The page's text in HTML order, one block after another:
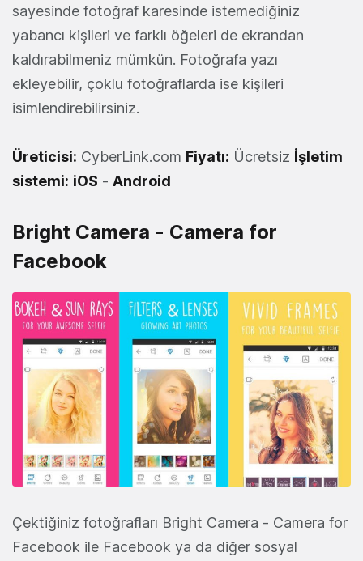
sayesinde fotoğraf karesinde istemediğiniz
yabancı kişileri ve farklı öğeleri de ekrandan
kaldırabilmeniz mümkün. Fotoğrafa yazı
ekleyebilir, çoklu fotoğraflarda ise kişileri
isimlendirebilirsiniz.
Üreticisi: CyberLink.com Fiyatı: Ücretsiz İşletim
sistemi: iOS - Android
Bright Camera - Camera for
Facebook
Çektiğiniz fotoğrafları Bright Camera - Camera for
Facebook ile Facebook ya da diğer sosyal